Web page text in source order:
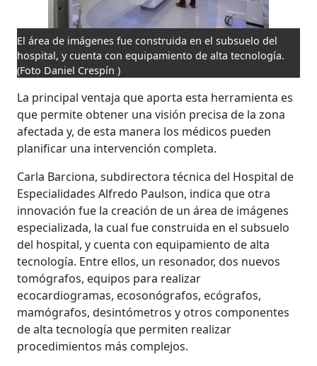
El área de imágenes fue construida en el subsuelo del
hospital, y cuenta con equipamiento de alta tecnología.
(Foto Daniel Crespín )
La principal ventaja que aporta esta herramienta es
que permite obtener una visión precisa de la zona
afectada y, de esta manera los médicos pueden
planificar una intervención completa.
Carla Barciona, subdirectora técnica del Hospital de
Especialidades Alfredo Paulson, indica que otra
innovación fue la creación de un área de imágenes
especializada, la cual fue construida en el subsuelo
del hospital, y cuenta con equipamiento de alta
tecnología. Entre ellos, un resonador, dos nuevos
tomógrafos, equipos para realizar
ecocardiogramas, ecosonógrafos, ecógrafos,
mamógrafos, desintómetros y otros componentes
de alta tecnología que permiten realizar
procedimientos más complejos.